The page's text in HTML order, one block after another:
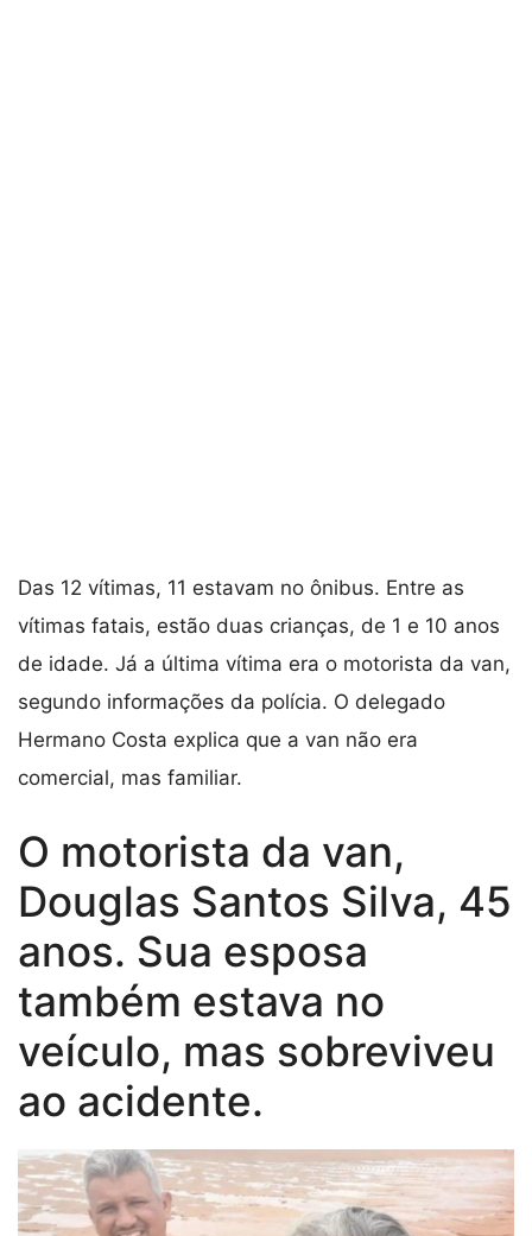
Das 12 vítimas, 11 estavam no ônibus. Entre as
vítimas fatais, estão duas crianças, de 1 e 10 anos
de idade. Já a última vítima era o motorista da van,
segundo informações da polícia. O delegado
Hermano Costa explica que a van não era
comercial, mas familiar.
O motorista da van,
Douglas Santos Silva, 45
anos. Sua esposa
também estava no
veículo, mas sobreviveu
ao acidente.